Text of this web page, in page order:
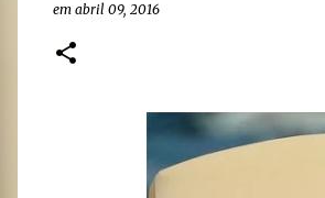
em abril 09, 2016